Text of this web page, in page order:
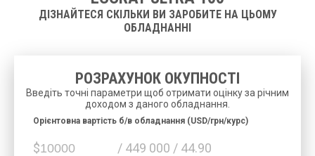
ДІЗНАЙТЕСЯ СКІЛЬКИ ВИ ЗАРОБИТЕ НА ЦЬОМУ
ОБЛАДНАННІ
РОЗРАХУНОК ОКУПНОСТІ
Введіть точні параметри щоб отримати оцінку за річним
доходом з даного обладнання.
$ / 449 000 / 44.90
Орієнтовна вартість б/в обладнання (USD/грн/курс)